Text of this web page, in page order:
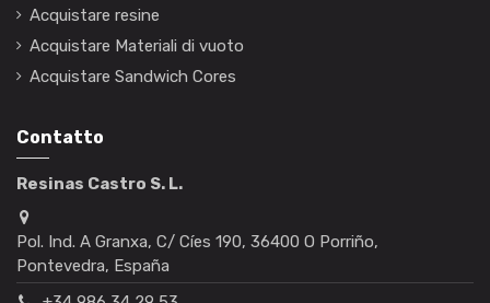
Acquistare resine
Acquistare Materiali di vuoto
Acquistare Sandwich Cores
Contatto
Resinas Castro S. L.
Pol. Ind. A Granxa, C/ Cíes 190, 36400 O Porriño,
Pontevedra, España